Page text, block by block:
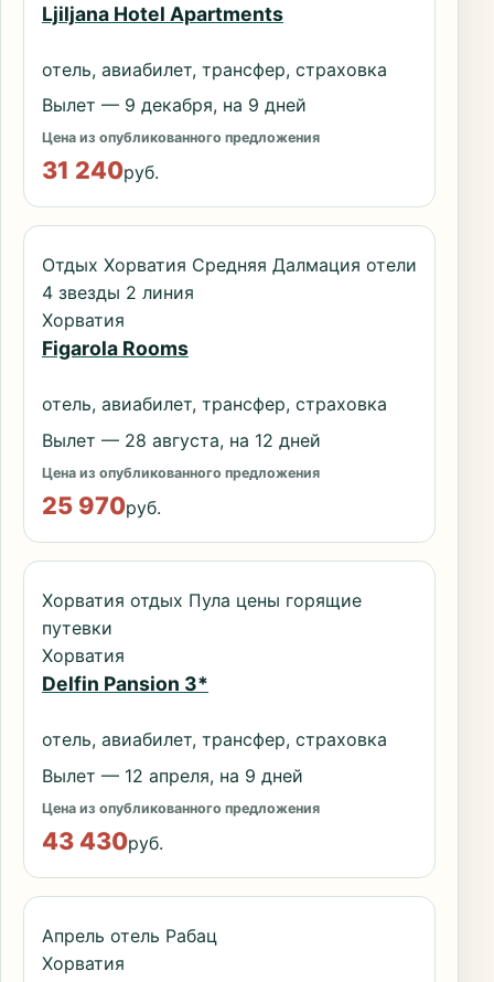
Ljiljana Hotel Apartments
отель, авиабилет, трансфер, страховка
Вылет — 9 декабря, на 9 дней
Цена из опубликованного предложения
31 240руб.
Отдых Хорватия Средняя Далмация отели
4 звезды 2 линия
Хорватия
Figarola Rooms
отель, авиабилет, трансфер, страховка
Вылет — 28 августа, на 12 дней
Цена из опубликованного предложения
25 970руб.
Хорватия отдых Пула цены горящие
путевки
Хорватия
Delfin Pansion 3*
отель, авиабилет, трансфер, страховка
Вылет — 12 апреля, на 9 дней
Цена из опубликованного предложения
43 430руб.
Апрель отель Рабац
Хорватия